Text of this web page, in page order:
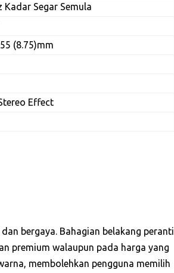
Kadar Segar Semula
(8.75)mm
Effect
bergaya. Bahagian belakang peranti
premium walaupun pada harga yang
membolehkan pengguna memilih